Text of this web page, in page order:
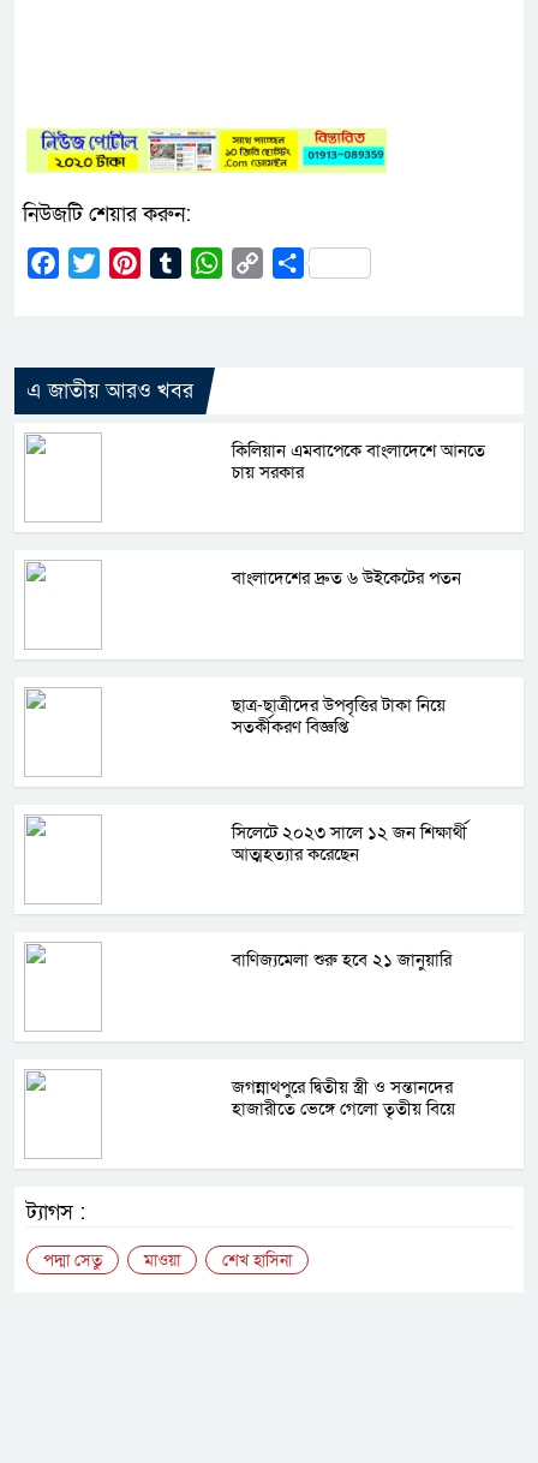
নিউজটি শেয়ার করুন:
Facebook
Twitter PinterestTumblrWhatsApp
CopyShare
এ জাতীয় আরও খবর
কিলিয়ান এমবাপেকে বাংলাদেশে আনতে
চায় সরকার
বাংলাদেশের দ্রুত ৬ উইকেটের পতন
ছাত্র-ছাত্রীদের উপবৃত্তির টাকা নিয়ে
সতর্কীকরণ বিজ্ঞপ্তি
সিলেটে ২০২৩ সালে ১২ জন শিক্ষার্থী
আত্মহত্যার করেছেন
বাণিজ্যমেলা শুরু হবে ২১ জানুয়ারি
জগন্নাথপুরে দ্বিতীয় স্ত্রী ও সন্তানদের
হাজারীতে ভেঙ্গে গেলো তৃতীয় বিয়ে
ট্যাগস :
পদ্মা সেতু মাওয়া শেখ হাসিনা